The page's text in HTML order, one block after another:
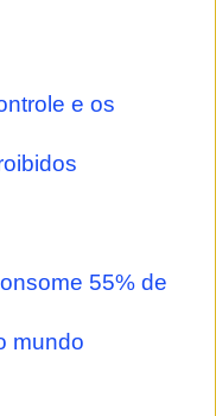
e os
55% de
mundo